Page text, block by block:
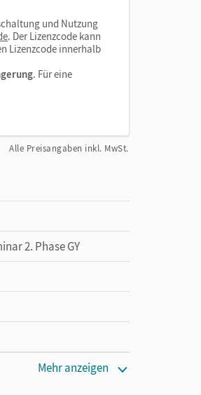
und Nutzung
. Der Lizenzcode kann
Lizenzcode innerhalb
. Für eine
Alle Preisangaben inkl. MwSt.
2. Phase GY
Mehr anzeigen